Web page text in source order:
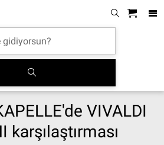
VIVALDI
karşılaştırması